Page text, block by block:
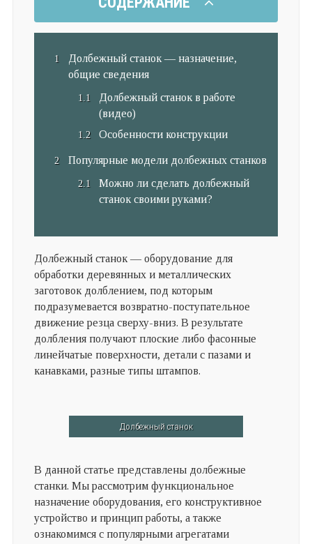
Долбежный станок — назначение,
общие сведения
Долбежный станок в работе
(видео)
Особенности конструкции
Популярные модели долбежных станков
Можно ли сделать долбежный
станок своими руками?
Долбежный станок — оборудование для
обработки деревянных и металлических
заготовок долблением, под которым
подразумевается возвратно-поступательное
движение резца сверху-вниз. В результате
долбления получают плоские либо фасонные
линейчатые поверхности, детали с пазами и
канавками, разные типы штампов.
Долбежный станок
В данной статье представлены долбежные
станки. Мы рассмотрим функциональное
назначение оборудования, его конструктивное
устройство и принцип работы, а также
ознакомимся с популярными агрегатами